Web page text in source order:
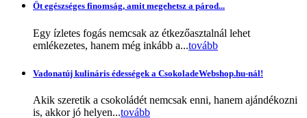
Öt egészséges finomság, amit megehetsz a párod...
Egy ízletes fogás nemcsak az étkezőasztalnál lehet
emlékezetes, hanem még inkább a...tovább
Vadonatúj kulináris édességek a CsokoladeWebshop.hu-nál!
Akik szeretik a csokoládét nemcsak enni, hanem ajándékozni
is, akkor jó helyen...tovább